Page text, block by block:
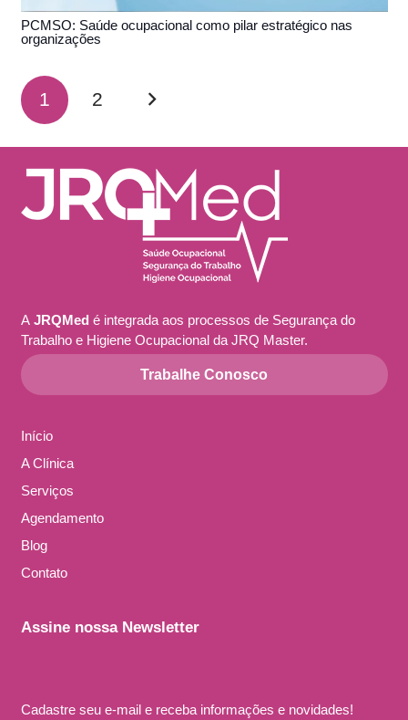
PCMSO: Saúde ocupacional como pilar estratégico nas
organizações
1 2
A JRQMed é integrada aos processos de Segurança do
Trabalho e Higiene Ocupacional da JRQ Master.
Trabalhe Conosco
Início
A Clínica
Serviços
Agendamento
Blog
Contato
Assine nossa Newsletter
Cadastre seu e-mail e receba informações e novidades!